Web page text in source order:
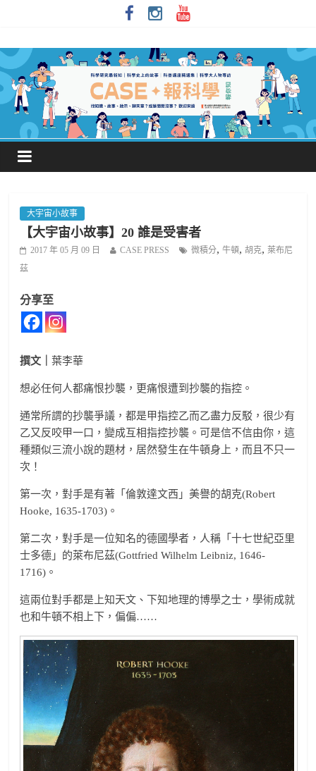
大宇宙小故事
【大宇宙小故事】20 誰是受害者
2017 年 05 月 09 日 CASE PRESS 微積分,牛頓,胡克,萊布尼
茲
分享至
撰文｜葉李華
想必任何人都痛恨抄襲，更痛恨遭到抄襲的指控。
通常所謂的抄襲爭議，都是甲指控乙而乙盡力反駁，很少有
乙又反咬甲一口，變成互相指控抄襲。可是信不信由你，這
種類似三流小說的題材，居然發生在牛頓身上，而且不只一
次！
第一次，對手是有著「倫敦達文西」美譽的胡克(Robert
Hooke, 1635-1703)。
第二次，對手是一位知名的德國學者，人稱「十七世紀亞里
士多德」的萊布尼茲(Gottfried Wilhelm Leibniz, 1646-
1716)。
這兩位對手都是上知天文、下知地理的博學之士，學術成就
也和牛頓不相上下，偏偏……